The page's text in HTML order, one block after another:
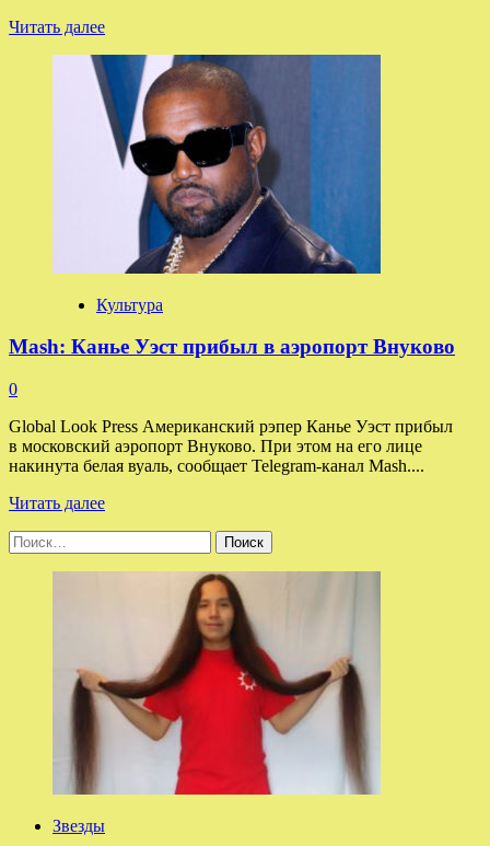
Читать далееПрочитать
о
Актер
Панкратов-
Черный
поблагодарил
Собянина
за надбавку
к пенсии
Культура
Mash: Канье Уэст прибыл в аэропорт Внуково
0
Global Look Press Американский рэпер Канье Уэст прибыл
в московский аэропорт Внуково. При этом на его лице
накинута белая вуаль, сообщает Telegram-канал Mash....
Читать далееПрочитать
в аэропорт
Внуково
Найти:
Звезды